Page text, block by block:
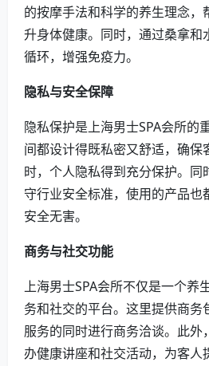
的按摩手法和科学的养生理念，
升身体健康。同时，通过桑拿和
循环，增强免疫力。
隐私与安全保障
隐私保护是上海男士SPA会所的
间都设计得既私密又舒适，确保
时，个人隐私得到充分保护。同
守行业安全标准，使用的产品也
安全无害。
商务与社交功能
上海男士SPA会所不仅是一个养
务和社交的平台。这里提供商务
服务的同时进行商务洽谈。此外
办健康讲座和社交活动，为客人